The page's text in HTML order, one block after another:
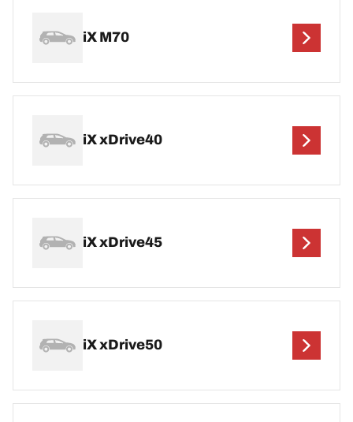
iX M70
iX xDrive40
iX xDrive45
iX xDrive50